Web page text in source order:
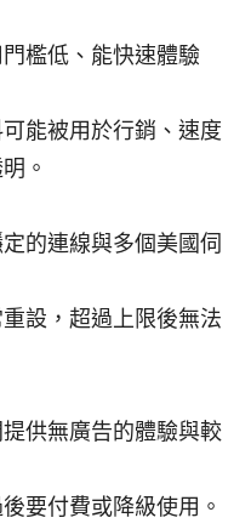
檻低、能快速體驗
能被用於行銷、速度
。
的連線與多個美國伺
設，超過上限後無法
供無廣告的體驗與較
要付費或降級使用。